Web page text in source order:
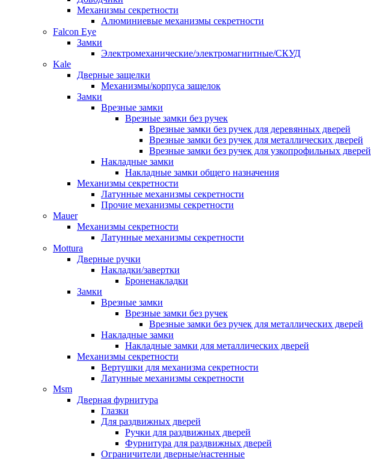
Механизмы секретности
Алюминиевые механизмы секретности
Falcon Eye
Замки
Электромеханические/электромагнитные/СКУД
Kale
Дверные защелки
Механизмы/корпуса защелок
Замки
Врезные замки
Врезные замки без ручек
Врезные замки без ручек для деревянных дверей
Врезные замки без ручек для металлических дверей
Врезные замки без ручек для узкопрофильных дверей
Накладные замки
Накладные замки общего назначения
Механизмы секретности
Латунные механизмы секретности
Прочие механизмы секретности
Mauer
Механизмы секретности
Латунные механизмы секретности
Mottura
Дверные ручки
Накладки/завертки
Броненакладки
Замки
Врезные замки
Врезные замки без ручек
Врезные замки без ручек для металлических дверей
Накладные замки
Накладные замки для металлических дверей
Механизмы секретности
Вертушки для механизма секретности
Латунные механизмы секретности
Msm
Дверная фурнитура
Глазки
Для раздвижных дверей
Ручки для раздвижных дверей
Фурнитура для раздвижных дверей
Ограничители дверные/настенные